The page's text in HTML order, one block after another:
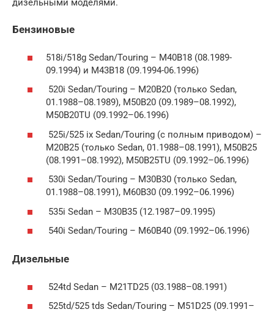
дизельными моделями.
Бензиновые
518i/518g Sedan/Touring – M40B18 (08.1989-
09.1994) и M43B18 (09.1994-06.1996)
520i Sedan/Touring – M20B20 (только Sedan,
01.1988–08.1989), M50B20 (09.1989–08.1992),
M50B20TU (09.1992–06.1996)
525i/525 ix Sedan/Touring (с полным приводом) –
M20B25 (только Sedan, 01.1988–08.1991), M50B25
(08.1991–08.1992), M50B25TU (09.1992–06.1996)
530i Sedan/Touring – M30B30 (только Sedan,
01.1988–08.1991), M60B30 (09.1992–06.1996)
535i Sedan – M30B35 (12.1987–09.1995)
540i Sedan/Touring – M60B40 (09.1992–06.1996)
Дизельные
524td Sedan – M21TD25 (03.1988–08.1991)
525td/525 tds Sedan/Touring – M51D25 (09.1991–